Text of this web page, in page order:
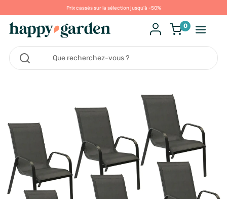
Prix cassés sur la sélection jusqu'à -50%
0